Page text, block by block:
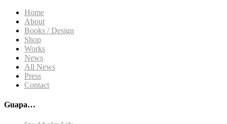
Home
About
Books / Design
Shop
Works
News
All News
Press
Contact
Guapa…